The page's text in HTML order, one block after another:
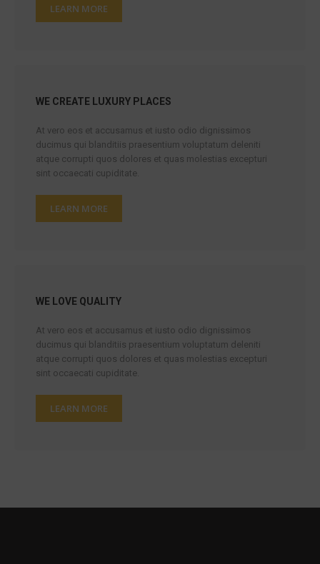
LEARN MORE
WE CREATE LUXURY PLACES
At vero eos et accusamus et iusto odio dignissimos
ducimus qui blanditiis praesentium voluptatum deleniti
atque corrupti quos dolores et quas molestias excepturi
sint occaecati cupiditate.
LEARN MORE
WE LOVE QUALITY
At vero eos et accusamus et iusto odio dignissimos
ducimus qui blanditiis praesentium voluptatum deleniti
atque corrupti quos dolores et quas molestias excepturi
sint occaecati cupiditate.
LEARN MORE